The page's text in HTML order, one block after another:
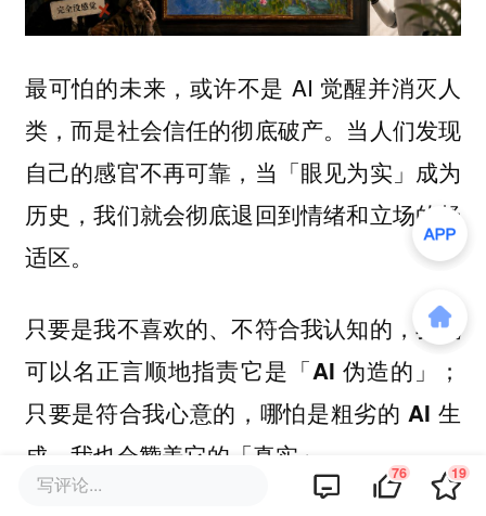
最可怕的未来，或许不是 AI 觉醒并消灭人
类，而是社会信任的彻底破产。当人们发现
自己的感官不再可靠，当「眼见为实」成为
历史，我们就会彻底退回到情绪和立场的舒
适区。
只要是我不喜欢的、不符合我认知的，我就
可以名正言顺地指责它是「AI 伪造的」；
只要是符合我心意的，哪怕是粗劣的 AI 生
成，我也会赞美它的「真实」。
写评论... 76 19